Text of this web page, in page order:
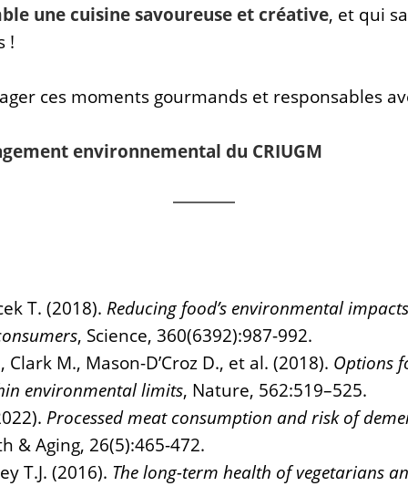
une cuisine savoureuse et créative, et qui
!
ces moments gourmands et responsables
environnemental du CRIUGM
T. (2018). Reducing food’s environmental
, Science, 360(6392):987-992.
M., Mason-D’Croz D., et al. (2018). Options
environmental limits, Nature, 562:519–525.
Processed meat consumption and risk of
& Aging, 26(5):465-472.
T.J. (2016). The long-term health of vegetarians